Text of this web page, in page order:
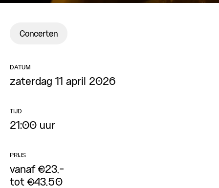
Concerten
DATUM
zaterdag 11 april 2026
TIJD
21:00 uur
PRIJS
vanaf €23,-
tot €43,50